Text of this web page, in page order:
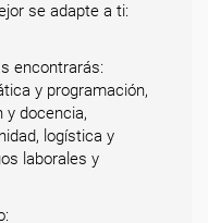
se adapte a ti:
encontrarás:
y programación,
y docencia,
logística y
laborales y